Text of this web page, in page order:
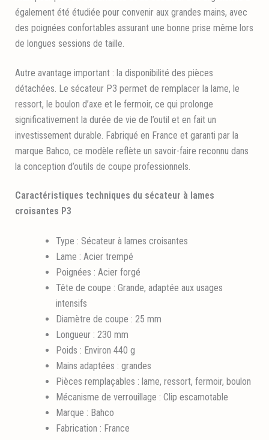
également été étudiée pour convenir aux grandes mains, avec
des poignées confortables assurant une bonne prise même lors
de longues sessions de taille.
Autre avantage important : la disponibilité des pièces
détachées. Le sécateur P3 permet de remplacer la lame, le
ressort, le boulon d’axe et le fermoir, ce qui prolonge
significativement la durée de vie de l’outil et en fait un
investissement durable. Fabriqué en France et garanti par la
marque Bahco, ce modèle reflète un savoir-faire reconnu dans
la conception d’outils de coupe professionnels.
Caractéristiques techniques du sécateur à lames
croisantes P3
Type : Sécateur à lames croisantes
Lame : Acier trempé
Poignées : Acier forgé
Tête de coupe : Grande, adaptée aux usages
intensifs
Diamètre de coupe : 25 mm
Longueur : 230 mm
Poids : Environ 440 g
Mains adaptées : grandes
Pièces remplaçables : lame, ressort, fermoir, boulon
Mécanisme de verrouillage : Clip escamotable
Marque : Bahco
Fabrication : France